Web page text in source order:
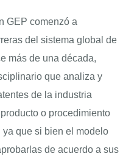
GEP comenzó a
del sistema global de
más de una década,
que analiza y
de la industria
o procedimiento
que si bien el modelo
de acuerdo a sus